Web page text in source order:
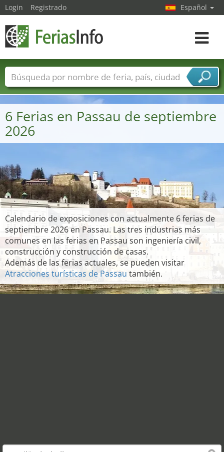
6 Ferias en Passau de septiembre
2026
Calendario de exposiciones con actualmente 6 ferias de
septiembre 2026 en Passau. Las tres industrias más
comunes en las ferias en Passau son ingeniería civil,
construcción y construcción de casas.
Además de las ferias actuales, se pueden visitar
Atracciones turísticas de Passau también.
Login Registrado Español
toggle
Nombres de ferias Países
Ciudades
Sectores de ferias
Sectores de proveedor de servicios